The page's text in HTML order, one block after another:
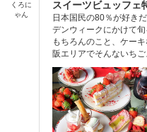
くろに
ゃん
スイーツビュッフェ
日本国民の80％が好き
デンウィークにかけて
もちろんのこと、ケー
阪エリアでそんないちご